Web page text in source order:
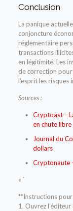
Conclusion
La panique
conjoncture
réglementaire
transactions
en légitimité. Les
de correction
l’esprit les
Sources :
Cryptoast –
en chute libre
Journal du
dollars
Cryptonaute
« `
**Instructions
1. Ouvrez